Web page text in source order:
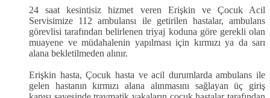
24 saat kesintisiz hizmet veren Erişkin ve Çocuk Acil
Servisimize 112 ambulansı ile getirilen hastalar, ambulans
görevlisi tarafından belirlenen triyaj koduna göre gerekli olan
muayene ve müdahalenin yapılması için kırmızı ya da sarı
alana bekletilmeden alınır.
Erişkin hasta, Çocuk hasta ve acil durumlarda ambulans ile
gelen hastanın kırmızı alana alınmasını sağlayan üç giriş